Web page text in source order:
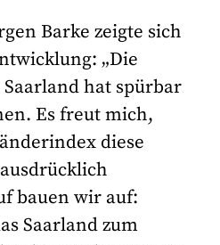
Barke zeigte sich
„Die
hat spürbar
Es freut mich,
diese
bauen wir auf:
Saarland zum